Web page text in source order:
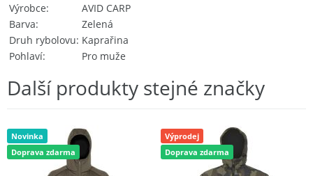
Výrobce
AVID CARP
Barva
Zelená
Druh rybolovu Kaprařina
Pohlaví
Pro muže
Další produkty stejné značky
Novinka
Doprava zdarma
Výprodej
Doprava zdarma